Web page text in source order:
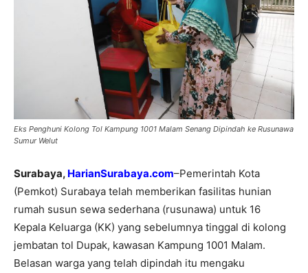
Eks Penghuni Kolong Tol Kampung 1001 Malam Senang Dipindah ke Rusunawa
Sumur Welut
Surabaya, HarianSurabaya.com–Pemerintah Kota
(Pemkot) Surabaya telah memberikan fasilitas hunian
rumah susun sewa sederhana (rusunawa) untuk 16
Kepala Keluarga (KK) yang sebelumnya tinggal di kolong
jembatan tol Dupak, kawasan Kampung 1001 Malam.
Belasan warga yang telah dipindah itu mengaku